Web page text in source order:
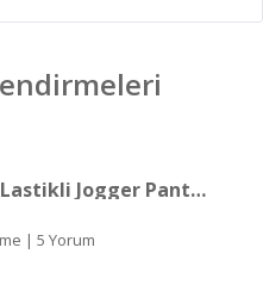
Erkek Paça Lastikli Jogger Pantolon
| 5 Yorum